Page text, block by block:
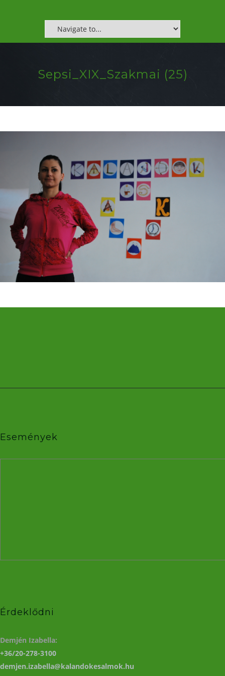
Sepsi_XIX_Szakmai (25)
Események
Érdeklődni
Demjén Izabella:
+36/20-278-3100
demjen.izabella@kalandokesalmok.hu